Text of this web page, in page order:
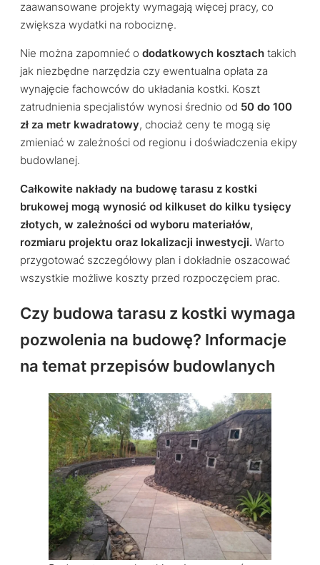
zaawansowane projekty wymagają więcej pracy, co
zwiększa wydatki na robociznę.
Nie można zapomnieć o dodatkowych kosztach takich
jak niezbędne narzędzia czy ewentualna opłata za
wynajęcie fachowców do układania kostki. Koszt
zatrudnienia specjalistów wynosi średnio od 50 do 100
zł za metr kwadratowy, chociaż ceny te mogą się
zmieniać w zależności od regionu i doświadczenia ekipy
budowlanej.
Całkowite nakłady na budowę tarasu z kostki
brukowej mogą wynosić od kilkuset do kilku tysięcy
złotych, w zależności od wyboru materiałów,
rozmiaru projektu oraz lokalizacji inwestycji. Warto
przygotować szczegółowy plan i dokładnie oszacować
wszystkie możliwe koszty przed rozpoczęciem prac.
Czy budowa tarasu z kostki wymaga
pozwolenia na budowę? Informacje
na temat przepisów budowlanych